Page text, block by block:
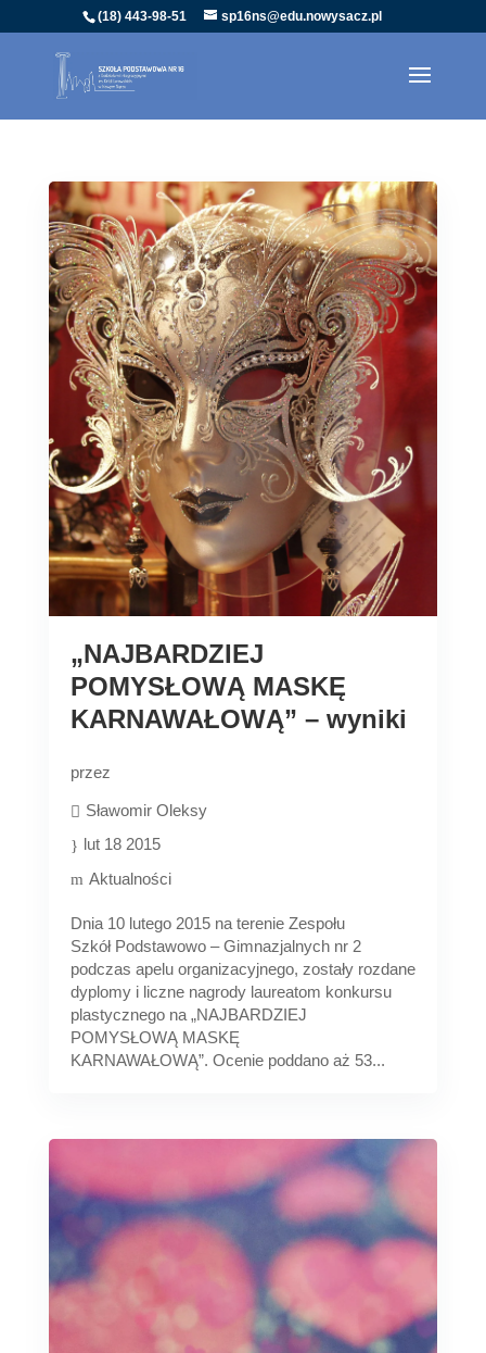
(18) 443-98-51 sp16ns@edu.nowysacz.pl
„NAJBARDZIEJ
POMYSŁOWĄ MASKĘ
KARNAWAŁOWĄ” – wyniki
przez
Sławomir Oleksy
lut 18 2015
Aktualności
Dnia 10 lutego 2015 na terenie Zespołu
Szkół Podstawowo – Gimnazjalnych nr 2
podczas apelu organizacyjnego, zostały rozdane
dyplomy i liczne nagrody laureatom konkursu
plastycznego na „NAJBARDZIEJ
POMYSŁOWĄ MASKĘ
KARNAWAŁOWĄ”. Ocenie poddano aż 53...